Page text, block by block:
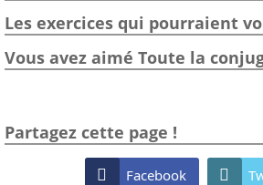
Les exercices qui pourraient
Vous avez aimé Toute la
Partagez cette page !
 Facebook 